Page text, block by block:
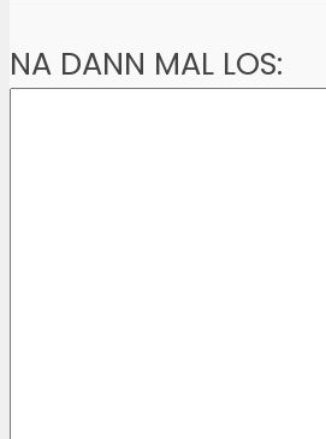
NA DANN MAL LOS: